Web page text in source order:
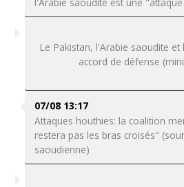
Le Pakistan, l'Arabie saoudite
accord de défense
07/08 13:17
Attaques houthies: la coalition
restera pas les bras croisés"
saoudienne)